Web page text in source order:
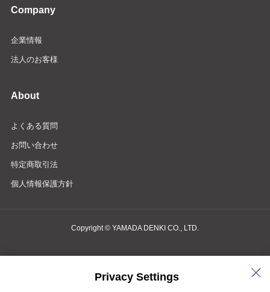
Company
企業情報
法人のお客様
About
よくある質問
お問い合わせ
特定商取引法
個人情報保護方針
Copyright © YAMADA DENKI CO., LTD.
Privacy Settings
商品検索・お問い合わせ